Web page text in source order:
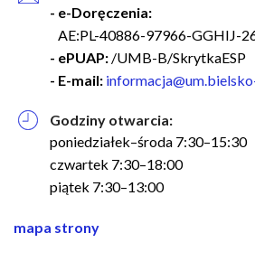
- e-Doręczenia:
AE:PL-40886-97966-GGHIJ-
- ePUAP: /UMB-B/SkrytkaESP
- E-mail:
Godziny otwarcia:
poniedziałek–środa 7:30–15:30
czwartek 7:30–18:00
piątek 7:30–13:00
nawigacja
mapa strony